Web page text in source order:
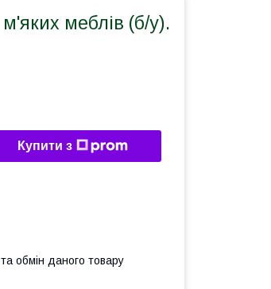
меблів (б/у).
Купити з
обмін даного товару